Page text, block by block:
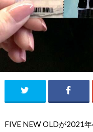
FIVE NEW OLDが2021